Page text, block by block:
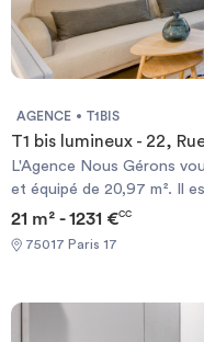
AGENCE T1BIS
T1 bis lumineux - 22,
L'Agence Nous Gérons
et équipé de 20,97 m². Il
d'un immeuble, dans une
interphone), dans le
arrondissement de Paris). Caractéristiques du bien : Surface :
avec table, chaises et lit
Cuisine : Entièrement
21 m² - 1231 €CC
75017 Paris 17